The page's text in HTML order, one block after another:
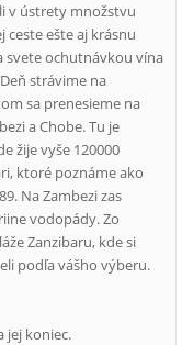
v ústrety množstvu
ešte aj krásnu
svete ochutnávkou vína
strávime na
sa prenesieme na
a Chobe. Tu je
žije vyše 120000
ktoré poznáme ako
Na Zambezi zas
vodopády. Zo
Zanzibaru, kde si
podľa vášho výberu.
jej koniec.